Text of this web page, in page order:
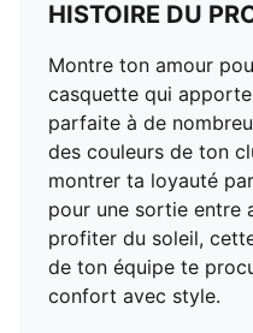
HISTOIRE DU
Montre ton amour
casquette qui
parfaite à de
des couleurs de ton
montrer ta loyauté
pour une sortie entre
profiter du soleil,
de ton équipe te
confort avec style.